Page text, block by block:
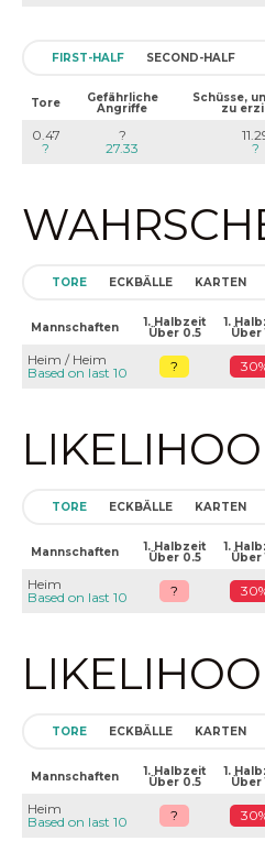
FIRST-HALF SECOND-HALF
Tore Gefährliche
Angriffe
Schüsse,
zu
0.47
?
?
27.33
?
TORE ECKBÄLLE KARTEN
Mannschaften 1. Halbzeit
Über 0.5
1.
Über
Heim / Heim
Based on last 10
?
TORE ECKBÄLLE KARTEN
Mannschaften 1. Halbzeit
Über 0.5
1.
Über
Heim
Based on last 10
?
TORE ECKBÄLLE KARTEN
Mannschaften 1. Halbzeit
Über 0.5
1.
Über
Heim
Based on last 10
?